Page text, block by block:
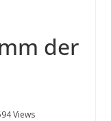
der
Views